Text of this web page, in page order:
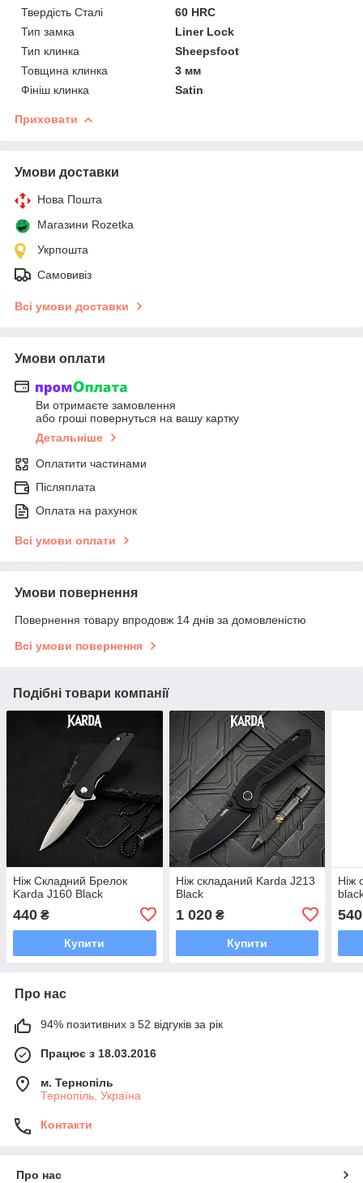
Твердість Сталі
60 HRC
Тип замка
Liner Lock
Тип клинка
Sheepsfoot
Товщина клинка
3 мм
Фініш клинка
Satin
Приховати
Умови доставки
Нова Пошта
Магазини Rozetka
Укрпошта
Самовивіз
Всі умови доставки
Умови оплати
Ви отримаєте замовлення
або гроші повернуться на вашу картку
Детальніше
Оплатити частинами
Післяплата
Оплата на рахунок
Всі умови оплати
Умови повернення
Повернення товару впродовж 14 днів за домовленістю
Всі умови повернення
Подібні товари компанії
Ніж Складний Брелок
Karda J160 Black
440 ₴
Купити
Ніж складаний Karda J213
Black
1 020₴
Купити
Ніж
540
Про нас
94% позитивних з 52 відгуків за рік
Працює з 18.03.2016
м. Тернопіль
Тернопіль, Україна
Контакти
Про нас